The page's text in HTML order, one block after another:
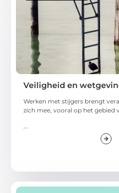
Veiligheid en
Werken met stijgers brengt
zich mee, vooral op het gebied
...